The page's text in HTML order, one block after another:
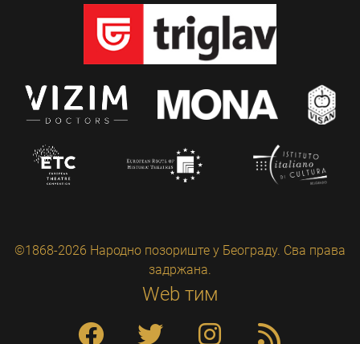
©1868-2026 Народно позориште у Београду. Сва права
задржана.
Web тим